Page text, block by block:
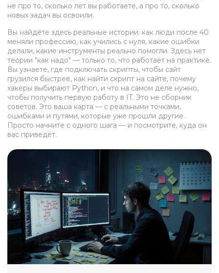
не про то, сколько лет вы работаете, а про то, сколько
новых задач вы освоили.
Вы найдёте здесь реальные истории: как люди после 40
меняли профессию, как учились с нуля, какие ошибки
делали, какие инструменты реально помогли. Здесь нет
теории "как надо" — только то, что работает на практике.
Вы узнаете, где подключать скрипты, чтобы сайт
грузился быстрее, как найти скрипт на сайте, почему
хакеры выбирают Python, и что на самом деле нужно,
чтобы получить первую работу в IT. Это не сборник
советов. Это ваша карта — с реальными точками,
ошибками и путями, которые уже прошли другие.
Просто начните с одного шага — и посмотрите, куда он
вас приведёт.